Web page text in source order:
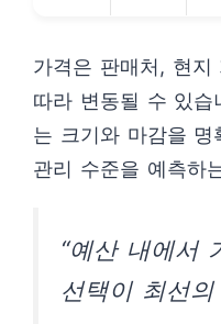
가격은 판매처, 현
따라 변동될 수 있습
는 크기와 마감을 명
관리 수준을 예측하
“예산 내에서
선택이 최선의